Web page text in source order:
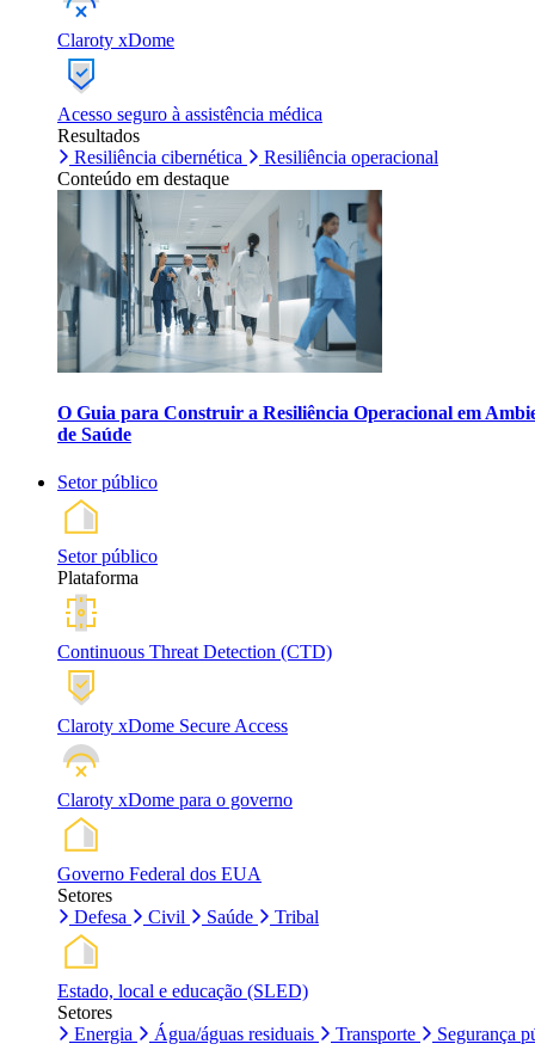
Claroty xDome
Acesso seguro à assistência médica
Resultados
Resiliência cibernética
Resiliência operacional
Conteúdo em destaque
O Guia para Construir a Resiliência Operacional em
de Saúde
Setor público
Setor público
Plataforma
Continuous Threat Detection (CTD)
Claroty xDome Secure Access
Claroty xDome para o governo
Governo Federal dos EUA
Setores
Defesa
Civil Saúde Tribal
Estado, local e educação (SLED)
Setores
Energia
Água/águas residuais Transporte Segurança